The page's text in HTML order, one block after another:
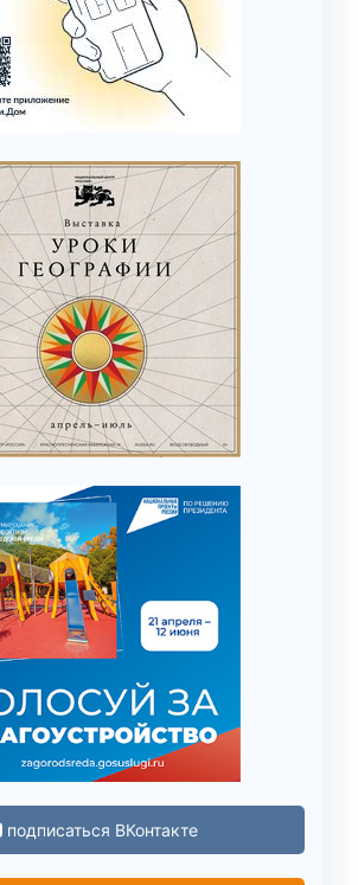
подписаться ВКонтакте